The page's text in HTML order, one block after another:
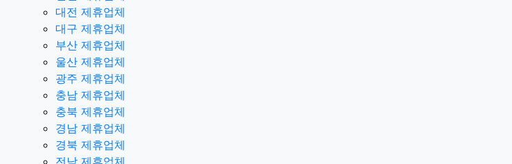
대전 제휴업체
대구 제휴업체
부산 제휴업체
울산 제휴업체
광주 제휴업체
충남 제휴업체
충북 제휴업체
경남 제휴업체
경북 제휴업체
전남 제휴업체